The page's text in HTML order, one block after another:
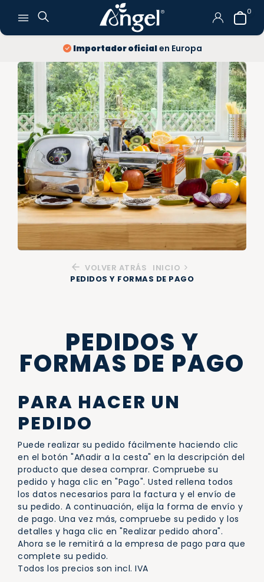
0
10 añosde garantía
VOLVER ATRÁS
INICIO
PEDIDOS Y FORMAS DE PAGO
PEDIDOS Y
FORMAS DE PAGO
PARA HACER UN
PEDIDO
Puede realizar su pedido fácilmente haciendo clic
en el botón "Añadir a la cesta" en la descripción del
producto que desea comprar. Compruebe su
pedido y haga clic en "Pago". Usted rellena todos
los datos necesarios para la factura y el envío de
su pedido. A continuación, elija la forma de envío y
de pago. Una vez más, compruebe su pedido y los
detalles y haga clic en "Realizar pedido ahora".
Ahora se le remitirá a la empresa de pago para que
complete su pedido.
Todos los precios son incl. IVA